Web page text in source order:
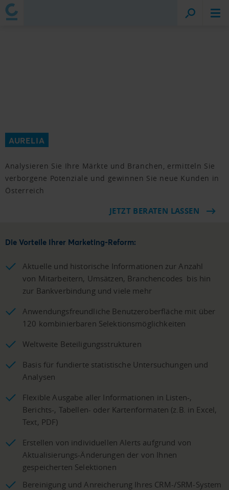
AURELIA
Analysieren Sie Ihre Märkte und Branchen, ermitteln Sie
verborgene Potenziale und gewinnen Sie neue Kunden in
Österreich
JETZT BERATEN LASSEN
Die Vorteile Ihrer Marketing-Reform:
Aktuelle und historische Informationen zur Anzahl
von Mitarbeitern, Umsätzen, Branchencodes bis hin
zur Bankverbindung und viele mehr
Anwendungsfreundliche Benutzeroberfläche mit über
120 kombinierbaren Selektionsmöglichkeiten
Weltweite Beteiligungsstrukturen
Basis für fundierte statistische Untersuchungen und
Analysen
Flexible Ausgabe aller Informationen in Listen-,
Berichts-, Tabellen- oder Kartenformaten (z.B. in Excel,
Text, PDF)
Erstellen von individuellen Alerts aufgrund von
Aktualisierungs-Änderungen der von Ihnen
gespeicherten Selektionen
Bereinigung und Anreicherung Ihres CRM-/SRM-System